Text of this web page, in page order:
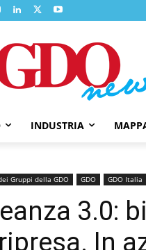
INDUSTRIA
Gruppi della GDO GDO GDO Italia
3.0:
In